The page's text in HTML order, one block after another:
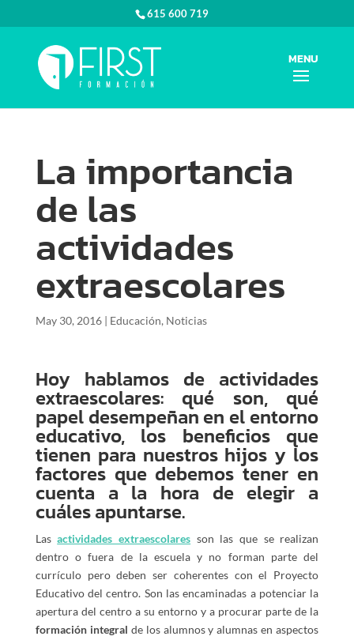
615 600 719
La importancia
de las
actividades
extraescolares
May 30, 2016| Educación, Noticias
Hoy hablamos de actividades
extraescolares: qué son, qué
papel desempeñan en el entorno
educativo, los beneficios que
tienen para nuestros hijos y los
factores que debemos tener en
cuenta a la hora de elegir a
cuáles apuntarse.
Lasactividades extraescolares son las que se realizan
dentro o fuera de la escuela y no forman parte del
currículo pero deben ser coherentes con el Proyecto
Educativo del centro. Son las encaminadas a potenciar la
apertura del centro a su entorno y a procurar parte de la
formación integral de los alumnos y alumnas en aspectos